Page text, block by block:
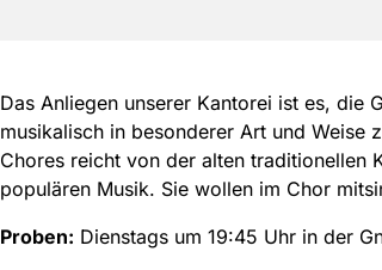
Das Anliegen unserer Kantorei ist es, die
musikalisch in besonderer Art und Weise
Chores reicht von der alten traditionellen
populären Musik. Sie wollen im Chor
Proben: Dienstags um 19:45 Uhr in der